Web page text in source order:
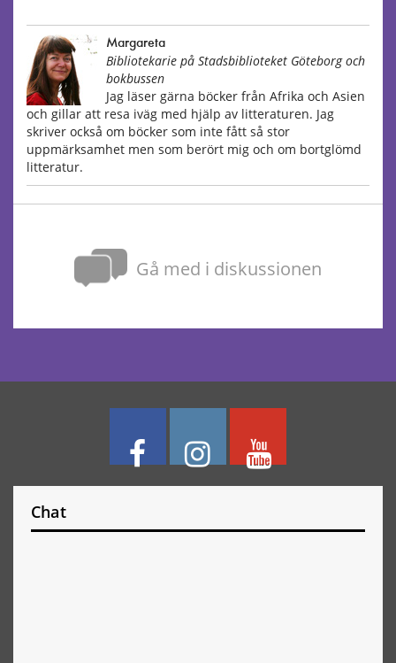
Margareta
Bibliotekarie på Stadsbiblioteket Göteborg och
bokbussen
Jag läser gärna böcker från Afrika och Asien
och gillar att resa iväg med hjälp av litteraturen. Jag
skriver också om böcker som inte fått så stor
uppmärksamhet men som berört mig och om bortglömd
litteratur.
Gå med i diskussionen
Chat